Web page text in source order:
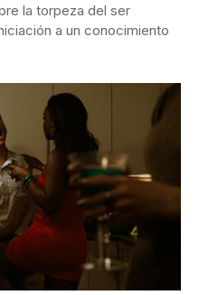
la torpeza del ser
a un conocimiento